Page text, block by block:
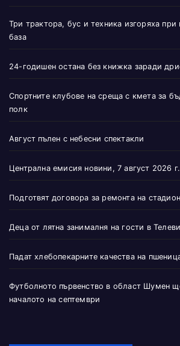
Три трактора, бус и техника изгоряха
база
24-годишен остана без книжка заради
Спортните клубове на среща с кмета за
полк
Август пълен с небесни спектакли
Централна емисия новини, 7 август 2026 г.
Подготвят договора за ремонта на
Деца от лятна занималня на гости в
Падат хлебопекарните качества на
Футболното първенство в област Шумен
началото на септември